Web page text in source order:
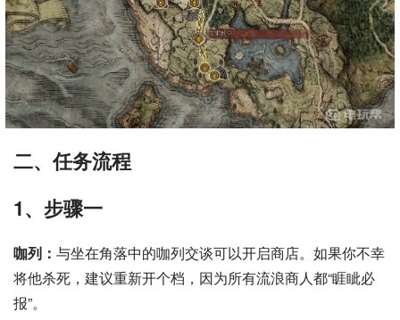
二、任务流程
1、步骤一
咖列： 与坐在角落中的咖列交谈可以开启商店。如果你不幸
将他杀死，建议重新开个档，因为所有流浪商人都“睚眦必
报”。